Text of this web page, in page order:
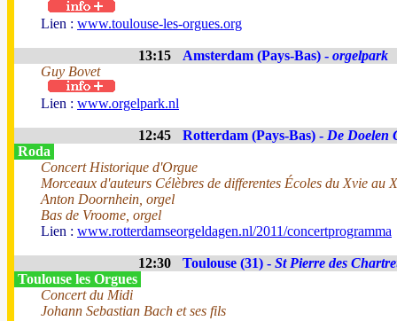
Lien : www.toulouse-les-orgues.org
13:15 Amsterdam (Pays-Bas) - orgelpark
Guy Bovet
Lien : www.orgelpark.nl
12:45 Rotterdam (Pays-Bas) - De Doelen
Roda
Concert Historique d'Orgue
Morceaux d'auteurs Célèbres de differentes Écoles du Xvie au
Anton Doornhein, orgel
Bas de Vroome, orgel
Lien : www.rotterdamseorgeldagen.nl/2011/concertprogramma
12:30 Toulouse (31) - St Pierre des
Toulouse les Orgues
Concert du Midi
Johann Sebastian Bach et ses fils